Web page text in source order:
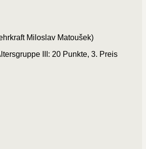
Miloslav Matoušek)
III: 20 Punkte, 3. Preis